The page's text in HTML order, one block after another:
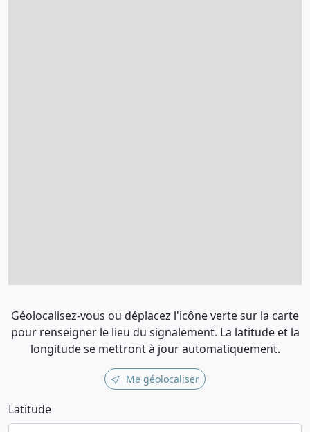
Géolocalisez-vous ou déplacez l'icône verte sur la carte
pour renseigner le lieu du signalement. La latitude et la
longitude se mettront à jour automatiquement.
Me géolocaliser
Latitude